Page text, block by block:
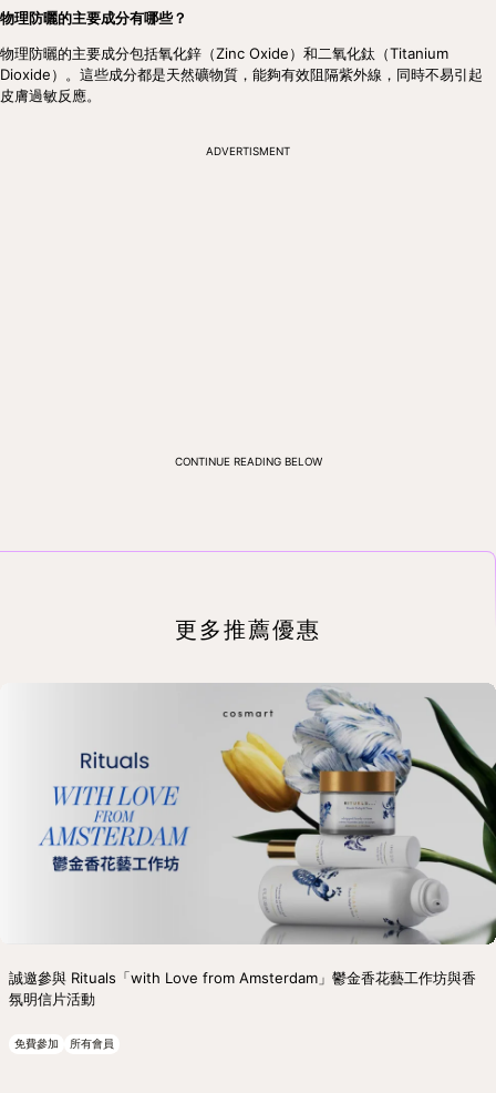
物理防曬的主要成分有哪些？
物理防曬的主要成分包括氧化鋅（Zinc Oxide）和二氧化鈦（Titanium
Dioxide）。這些成分都是天然礦物質，能夠有效阻隔紫外線，同時不易引起
皮膚過敏反應。
ADVERTISMENT
CONTINUE READING BELOW
更多推薦優惠
誠邀參與 Rituals「with Love from Amsterdam」鬱金香花藝工作坊與香
氛明信片活動
免費參加 所有會員